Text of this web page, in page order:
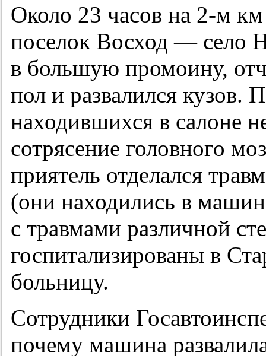
Около 23 часов на 2-м км
поселок Восход — село
в большую промоину,
пол и развалился кузов.
находившихся в салоне
сотрясение головного
приятель отделался
(они находились в
с травмами различной
госпитализированы в
больницу.
Сотрудники
почему машина